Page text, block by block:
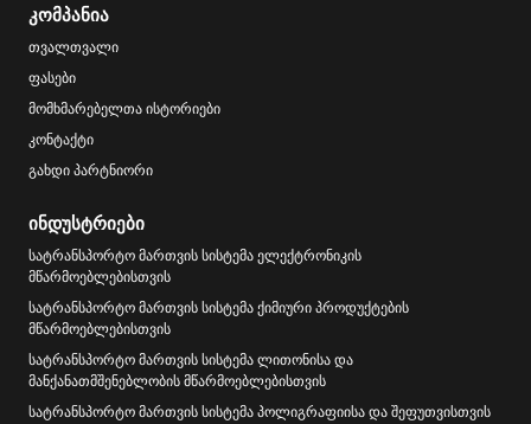
კომპანია
თვალთვალი
ფასები
მომხმარებელთა ისტორიები
კონტაქტი
გახდი პარტნიორი
ინდუსტრიები
სატრანსპორტო მართვის სისტემა ელექტრონიკის
მწარმოებლებისთვის
სატრანსპორტო მართვის სისტემა ქიმიური პროდუქტების
მწარმოებლებისთვის
სატრანსპორტო მართვის სისტემა ლითონისა და
მანქანათმშენებლობის მწარმოებლებისთვის
სატრანსპორტო მართვის სისტემა პოლიგრაფიისა და შეფუთვისთვის